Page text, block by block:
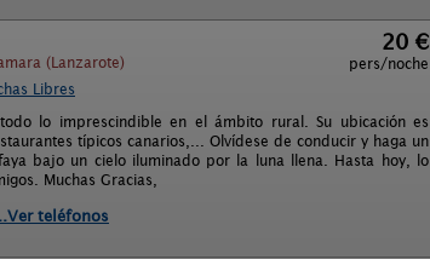
(Lanzarote)
20 €
pers/noche
Libres
lo imprescindible en el ámbito rural. Su ubicación es
típicos canarios,... Olvídese de conducir y haga un
bajo un cielo iluminado por la luna llena. Hasta hoy, lo
Muchas Gracias,
teléfonos